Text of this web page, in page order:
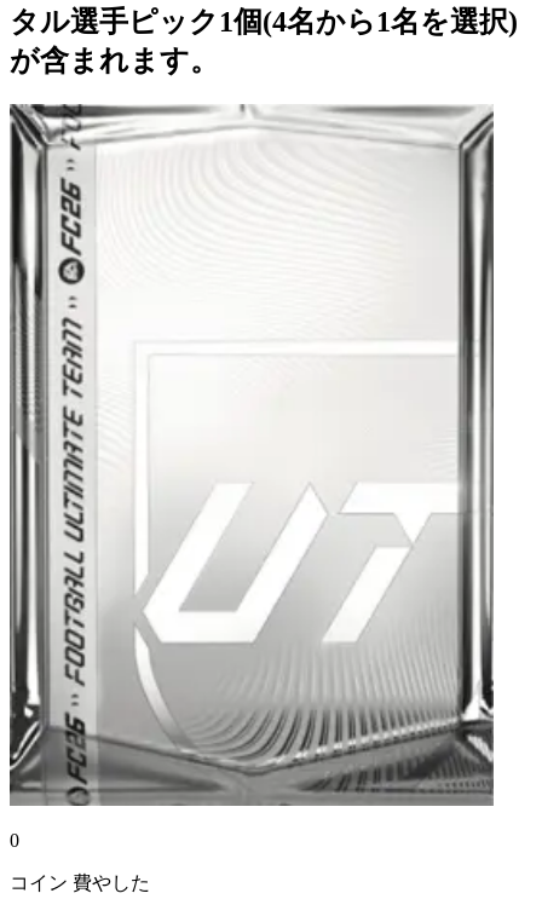
タル選手ピック1個(4名から1名を選択)
が含まれます。
0
コイン 費やした